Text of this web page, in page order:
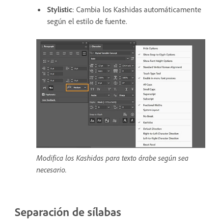
Stylistic: Cambia los Kashidas automáticamente
según el estilo de fuente.
Modifica los Kashidas para texto árabe según sea
necesario.
Separación de sílabas